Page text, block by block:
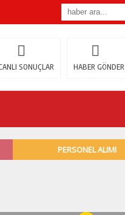
SONUÇLAR HABER GÖNDER